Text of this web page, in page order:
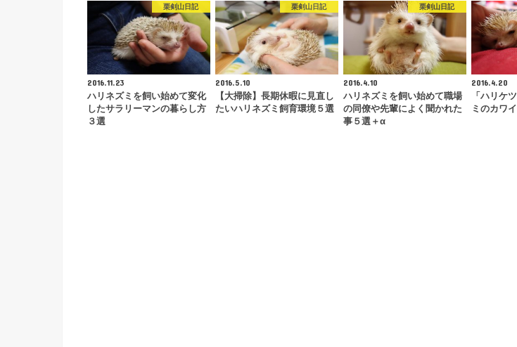
栗剣山日記
2016.11.23
ハリネズミを飼い始めて変化
したサラリーマンの暮らし方
３選
栗剣山日記
2016.5.10
【大掃除】長期休暇に見直し
たいハリネズミ飼育環境５選
栗剣山日記
2016.4.10
ハリネズミを飼い始めて職場
の同僚や先輩によく聞かれた
事５選＋α
2016.4.20
「ハリケ
ミのカワ